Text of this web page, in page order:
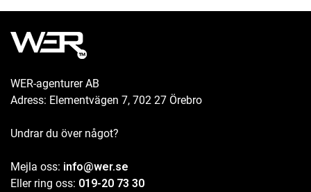
WER-agenturer AB
Adress: Elementvägen 7, 702 27 Örebro
Undrar du över något?
Mejla oss: info@wer.se
Eller ring oss: 019-20 73 30